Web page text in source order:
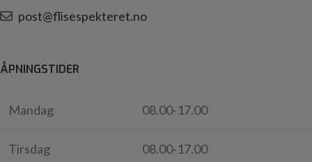
post@flisespekteret.no
ÅPNINGSTIDER
Mandag 08.00-17.00
Tirsdag 08.00-17.00